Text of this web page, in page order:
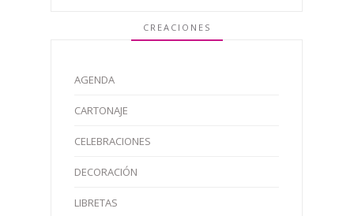
CREACIONES
AGENDA
CARTONAJE
CELEBRACIONES
DECORACIÓN
LIBRETAS